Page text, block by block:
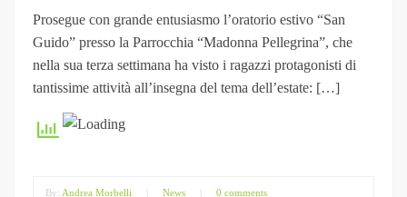
Prosegue con grande entusiasmo l’oratorio estivo “San
Guido” presso la Parrocchia “Madonna Pellegrina”, che
nella sua terza settimana ha visto i ragazzi protagonisti di
tantissime attività all’insegna del tema dell’estate: […]
By: Andrea Morbelli News 0 comments